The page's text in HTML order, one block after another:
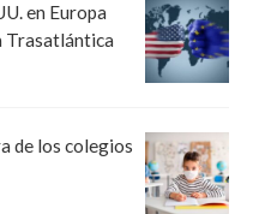
en Europa
Trasatlántica
de los colegios